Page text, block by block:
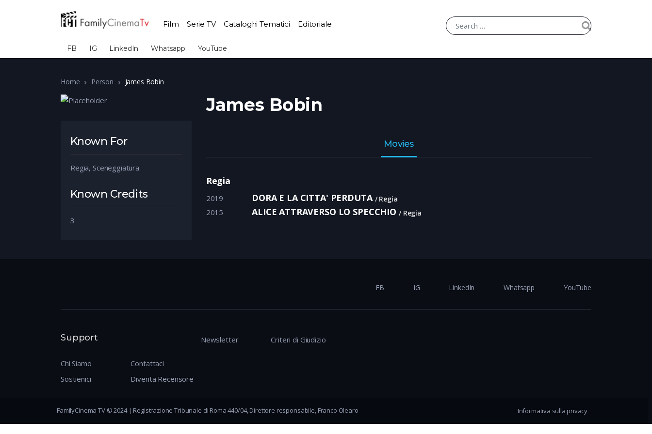
Film Serie TV Cataloghi Tematici Editoriale
FB IG LinkedIn Whatsapp YouTube
Home Person James Bobin
Known For
Regia, Sceneggiatura
Known Credits
3
James Bobin
Movies
Regia
2019 DORA E LA CITTA' PERDUTA Regia
2015 ALICE ATTRAVERSO LO SPECCHIO Regia
FB IG LinkedIn Whatsapp YouTube
Support
Chi Siamo
Sostienici
Contattaci
Diventa Recensore
Newsletter Criteri di Giudizio
FamilyCinema TV © 2024 | Registrazione Tribunale di Roma 440/04, Direttore responsabile, Franco Olearo Informativa sulla privacy